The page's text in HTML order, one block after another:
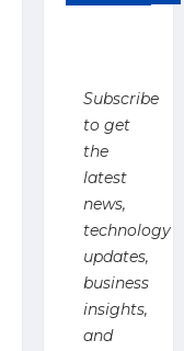
Subscribe
to get
the
latest
news,
technology
updates,
business
insights,
and